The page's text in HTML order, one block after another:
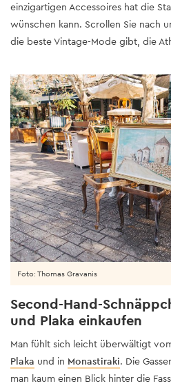
einzigartigen Accessoires hat die
wünschen kann. Scrollen Sie nach
die beste Vintage-Mode gibt, die
Second-Hand-
und Plaka einkaufen
Man fühlt sich leicht überwältigt
Plaka und in Monastiraki. Die
man kaum einen Blick hinter die
Foto: Thomas Gravanis